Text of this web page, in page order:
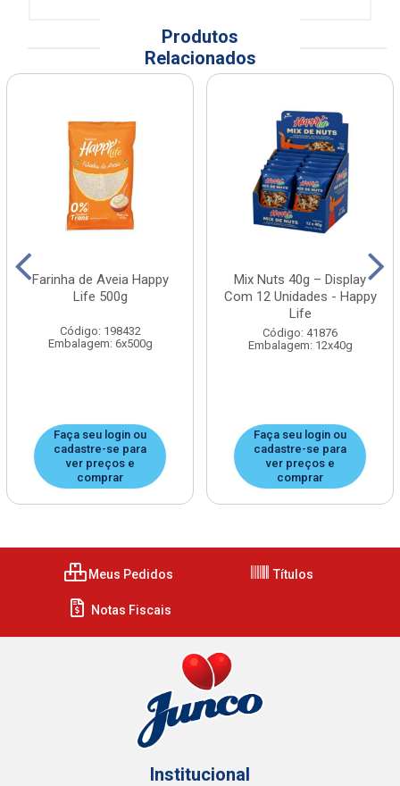
Produtos
Relacionados
Farinha de Aveia Happy
Life 500g
Código: 198432
Embalagem: 6x500g
Faça seu login ou
cadastre-se para
ver preços e
comprar
Mix Nuts 40g – Display
Com 12 Unidades - Happy
Life
Código: 41876
Embalagem: 12x40g
Faça seu login ou
cadastre-se para
ver preços e
comprar
Meus Pedidos Títulos
Notas Fiscais
Institucional